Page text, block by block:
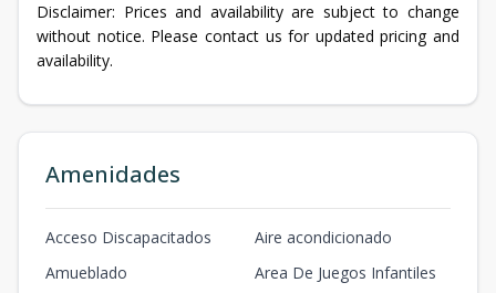
Disclaimer: Prices and availability are subject to change
without notice. Please contact us for updated pricing and
availability.
Amenidades
Acceso Discapacitados
Aire acondicionado
Amueblado
Area De Juegos Infantiles